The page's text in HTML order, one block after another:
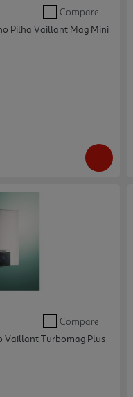
Compare
Pilha Vaillant Mag Mini
Compare
Vaillant Turbomag Plus